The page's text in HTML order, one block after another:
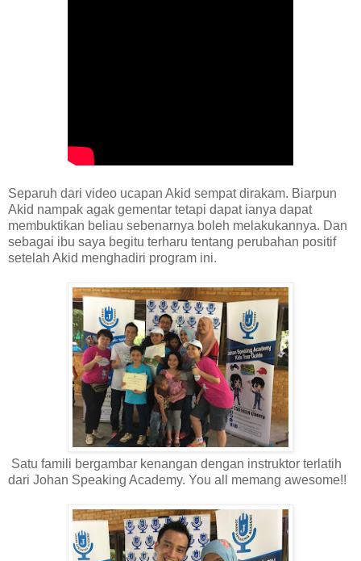
Separuh dari video ucapan Akid sempat dirakam. Biarpun
Akid nampak agak gementar tetapi dapat ianya dapat
membuktikan beliau sebenarnya boleh melakukannya. Dan
sebagai ibu saya begitu terharu tentang perubahan positif
setelah Akid menghadiri program ini.
Satu famili bergambar kenangan dengan instruktor terlatih
dari Johan Speaking Academy. You all memang awesome!!